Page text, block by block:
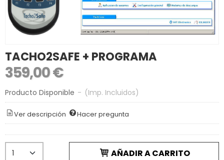
TACHO2SAFE + PROGRAMA
359,00 €
Producto Disponible - (Imp. Incluidos)
Ver descripción Hacer pregunta
AÑADIR A CARRITO